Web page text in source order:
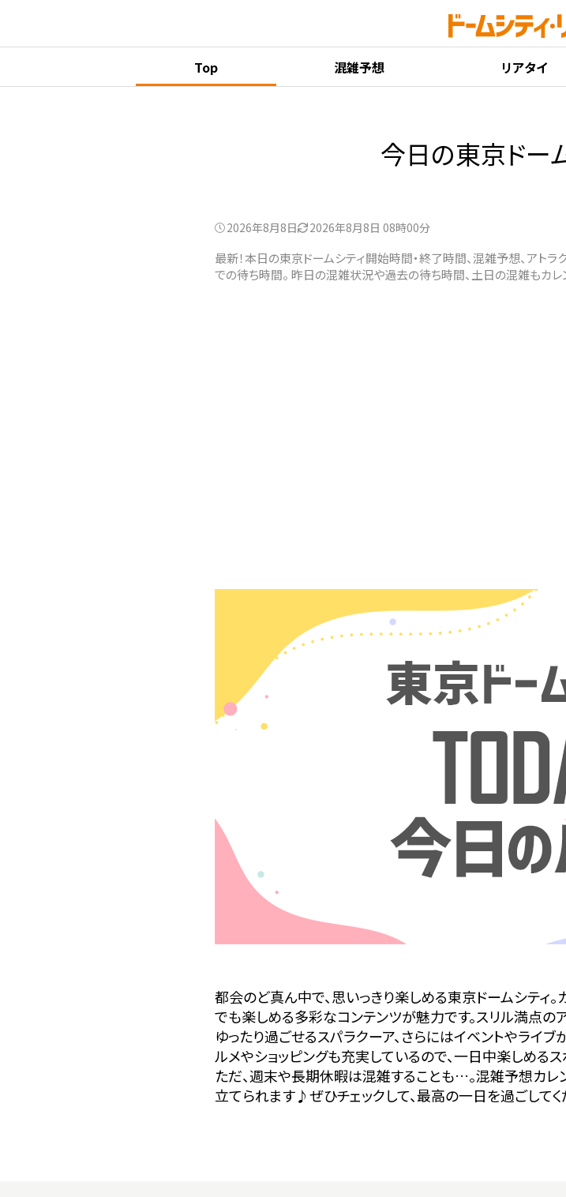
Top 混雑予想 リアタイ
今日の東京ドー
2026年8月8日 2026年8月8日 08時00分
最新！本日の東京ドームシティ開始時間・終了時間、混雑予想、アト
での待ち時間。 昨日の混雑状況や過去の待ち時間、土日の混雑もカレ
都会のど真ん中で、思いっきり楽しめる東京ドームシティ。
でも楽しめる多彩なコンテンツが魅力です。スリル満点のア
ゆったり過ごせるスパラクーア、さらにはイベントやライ
ルメやショッピングも充実しているので、一日中楽しめるス
ただ、週末や長期休暇は混雑することも…。混雑予想カ
立てられます♪ぜひチェックして、最高の一日を過ごしてく